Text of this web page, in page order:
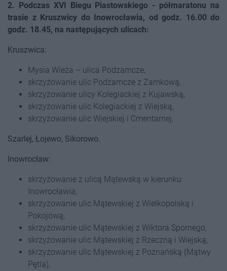
2. Podczas XVI Biegu Piastowskiego - półmaratonu na
trasie z Kruszwicy do Inowrocławia, od godz. 16.00 do
godz. 18.45, na następujących ulicach:
Kruszwica:
Mysia Wieża – ulica Podzamcze,
skrzyżowanie ulic Podzamcze z Zamkową,
skrzyżowanie ulicy Kolegiackiej z Kujawską,
skrzyżowanie ulic Kolegiackiej z Wiejską,
skrzyżowanie ulic Wiejskiej i Cmentarnej,
Szarlej, Łojewo, Sikorowo.
Inowrocław:
skrzyżowanie z ulicą Mątewską w kierunku
Inowrocławia,
skrzyżowanie ulic Mątewskiej z Wielkopolską i
Pokojową,
skrzyżowanie ulic Mątewskiej z Wiktora Spornego,
skrzyżowanie ulic Mątewskiej z Rzeczną i Wiejską,
skrzyżowanie ulic Mątewskiej z Poznańską (Mątwy
Pętla),